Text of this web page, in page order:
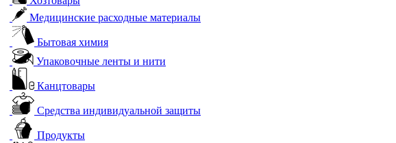
Медицинские расходные материалы
Бытовая химия
Упаковочные ленты и нити
Канцтовары
Средства индивидуальной защиты
Продукты